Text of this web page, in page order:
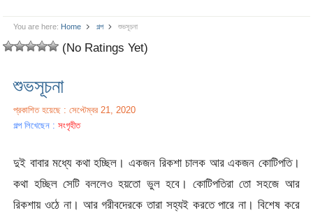
You are here: Home গল্প শুভসূচনা
(No Ratings Yet)
শুভসূচনা
প্রকাশিত হয়েছে : সেপ্টেম্বর 21, 2020
গল্প লিখেছেন :সংগৃহীত
দুই বাবার মধ্যে কথা হচ্ছিল। একজন রিকশা চালক আর একজন কোটিপতি।
কথা হচ্ছিল সেটি বললেও হয়তো ভুল হবে। কোটিপতিরা তো সহজে আর
রিকশায় ওঠে না। আর গরীবদেরকে তারা সহ্যই করতে পারে না। বিশেষ করে